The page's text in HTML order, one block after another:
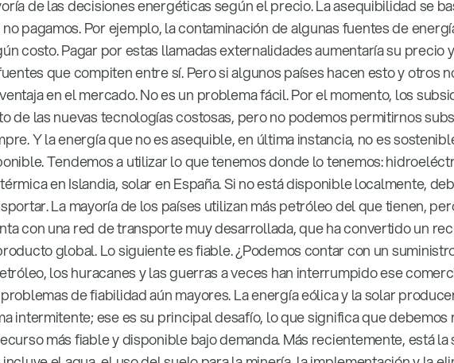
de las decisiones energéticas según el precio. La asequibilidad se
pagamos. Por ejemplo, la contaminación de algunas fuentes de
costo. Pagar por estas llamadas externalidades aumentaría su precio
que compiten entre sí. Pero si algunos países hacen esto y otros
en el mercado. No es un problema fácil. Por el momento, los
de las nuevas tecnologías costosas, pero no podemos permitirnos
Y la energía que no es asequible, en última instancia, no es
Tendemos a utilizar lo que tenemos donde lo tenemos:
en Islandia, solar en España. Si no está disponible localmente,
La mayoría de los países utilizan más petróleo del que tienen,
con una red de transporte muy desarrollada, que ha convertido un
global. Lo siguiente es fiable. ¿Podemos contar con un
los huracanes y las guerras a veces han interrumpido ese
de fiabilidad aún mayores. La energía eólica y la solar
intermitente; ese es su principal desafío, lo que significa que
más fiable y disponible bajo demanda. Más recientemente, está